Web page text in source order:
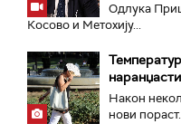
Одлука
Косово и Метохију...
Након
нови